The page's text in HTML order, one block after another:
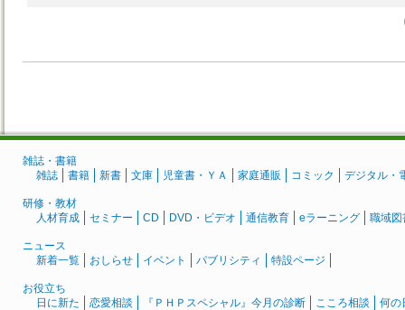
雑誌・書籍
雑誌
書籍 新書 文庫 児童書・ＹＡ 家庭通販 コミック デジタル・
研修・教材
人材育成
セミナー CD DVD・ビデオ 通信教育 eラーニング 職域図
ニュース
新着一覧
おしらせ イベント パブリシティ 特設ページ
お役立ち
日に新た
恋愛相談 『ＰＨＰスペシャル』今月の診断 こころ相談 何の